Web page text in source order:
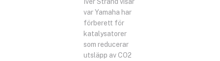
var Yamaha har
förberett för
katalysatorer
som reducerar
utsläpp av CO2